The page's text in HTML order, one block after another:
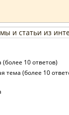
10 ответов)
тема (более 10